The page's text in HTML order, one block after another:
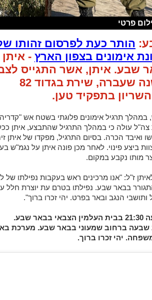
פרטי
הותר כעת לפרסום זהותו
אימונים בצפון הארץ - איתן
בן ה-19 מבאר שבע. איתן, אשר התגייס
בחודש נובמבר בשנה שעברה, שירת בגדוד 82
תרגיל אימונים פלוגתי בשטח אש
צה"ל עולה כי במהלך התרגיל שהתבצע, איתן
ואיבד הכרה. בסיום התרגיל, מפקדו של איתן
ביצע פינוי. לאחר מכן פונה איתן על נגמ"ש
מותו נקבע במקום.
ז"ל: "אנו מרכינים ראש בעקבות נפילתו של
בבאר שבע. נפילתו בטרם עת יוצרת חלל
הנגב ובאר בפרט. יהי זכרו ברוך".
הלוויתו תתקיים הערב בשעה 21:30 בבית העלמין הצבאי בבאר שבע.
ברחוב שמעוני בבאר שבע. מערכת
יהי זכרו ברוך.